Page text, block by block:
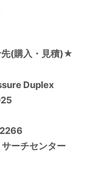
(購入・見積)★
Duplex
ーチセンター